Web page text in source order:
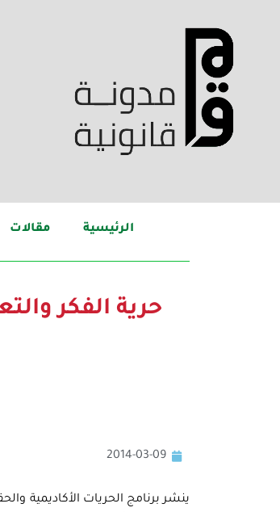
الرئيسية مقالات
حرية الفكر
2014-03-09
ينشر برنامج الحريات الأكاديمية